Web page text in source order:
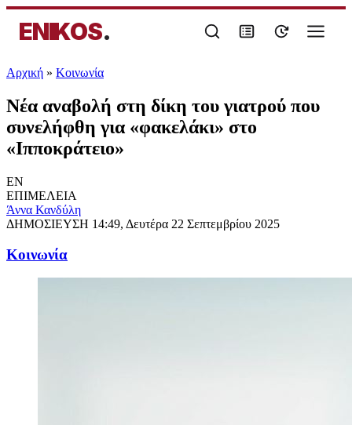
ENIKOS.
Αρχική » Κοινωνία
Νέα αναβολή στη δίκη του γιατρού που
συνελήφθη για «φακελάκι» στο
«Ιπποκράτειο»
EN
ΕΠΙΜΕΛΕΙΑ
Άννα Κανδύλη
ΔΗΜΟΣΙΕΥΣΗ 14:49, Δευτέρα 22 Σεπτεμβρίου 2025
Κοινωνία